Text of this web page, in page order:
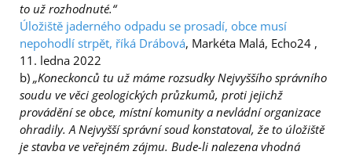
to už rozhodnuté.“
Úložiště jaderného odpadu se prosadí, obce musí
nepohodlí strpět, říká Drábová, Markéta Malá, Echo24 ,
11. ledna 2022
b) „Koneckonců tu už máme rozsudky Nejvyššího správního
soudu ve věci geologických průzkumů, proti jejichž
provádění se obce, místní komunity a nevládní organizace
ohradily. A Nejvyšší správní soud konstatoval, že to úložiště
je stavba ve veřejném zájmu. Bude-li nalezena vhodná